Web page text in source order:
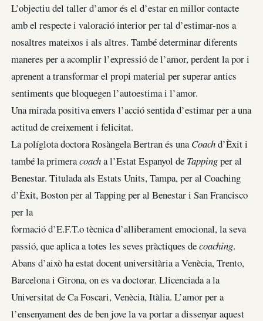
L’objectiu del taller d’amor és el d’estar en millor contacte
amb el respecte i valoració interior per tal d’estimar-nos a
nosaltres mateixos i als altres. També determinar diferents
maneres per a acomplir l’expressió de l’amor, perdent la por i
aprenent a transformar el propi material per superar antics
sentiments que bloquegen l’autoestima i l’amor.
Una mirada positiva envers l’acció sentida d’estimar per a una
actitud de creixement i felicitat.
La políglota doctora Rosàngela Bertran és una Coachd’Èxit i
també la primeracoacha l’Estat Espanyol de Tappingper al
Benestar. Titulada als Estats Units, Tampa, per al Coaching
d’Èxit, Boston per al Tapping per al Benestar i San Francisco
per la
formació d’E.F.T.o tècnica d’alliberament emocional, la seva
passió, que aplica a totes les seves pràctiques decoaching.
Abans d’això ha estat docent universitària a Venècia, Trento,
Barcelona i Girona, on es va doctorar. Llicenciada a la
Universitat de Ca Foscari, Venècia, Itàlia. L’amor per a
l’ensenyament des de ben jove la va portar a dissenyar aquest